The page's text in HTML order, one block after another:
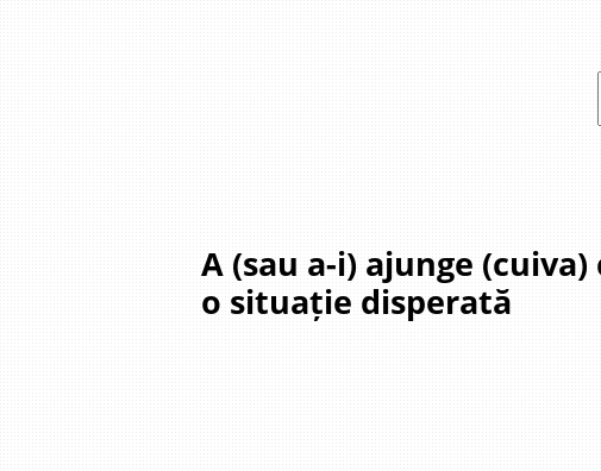
A (sau a-i) ajunge
o situație disperată